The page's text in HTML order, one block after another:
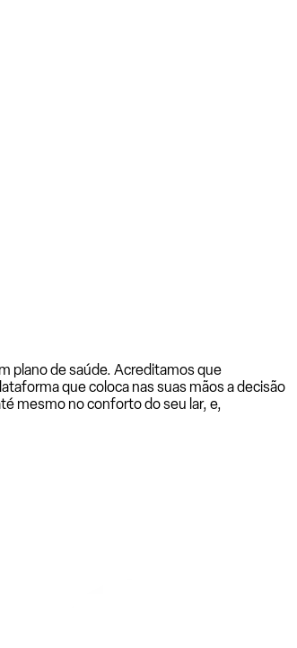
plano de saúde. Acreditamos que
que coloca nas suas mãos a decisão
mesmo no conforto do seu lar, e,